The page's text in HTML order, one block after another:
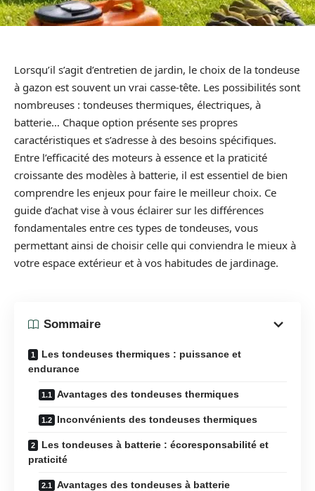
Lorsqu’il s’agit d’entretien de jardin, le choix de la tondeuse
à gazon est souvent un vrai casse-tête. Les possibilités sont
nombreuses : tondeuses thermiques, électriques, à
batterie… Chaque option présente ses propres
caractéristiques et s’adresse à des besoins spécifiques.
Entre l’efficacité des moteurs à essence et la praticité
croissante des modèles à batterie, il est essentiel de bien
comprendre les enjeux pour faire le meilleur choix. Ce
guide d’achat vise à vous éclairer sur les différences
fondamentales entre ces types de tondeuses, vous
permettant ainsi de choisir celle qui conviendra le mieux à
votre espace extérieur et à vos habitudes de jardinage.
Sommaire
Les tondeuses thermiques : puissance et
endurance
Avantages des tondeuses thermiques
Inconvénients des tondeuses thermiques
Les tondeuses à batterie : écoresponsabilité et
praticité
Avantages des tondeuses à batterie